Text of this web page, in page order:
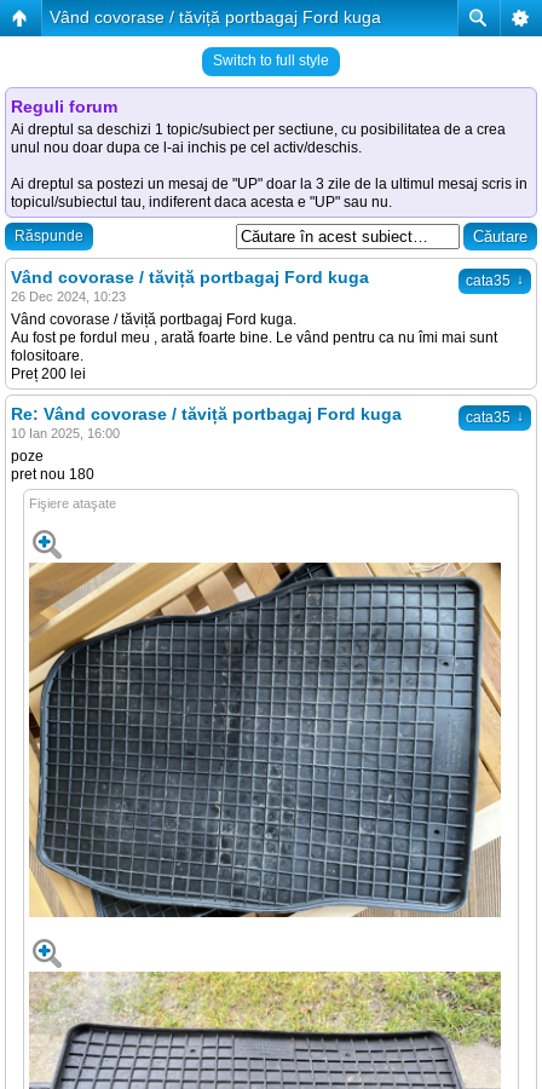
Vând covorase / tăviță portbagaj Ford kuga
Switch to full style
Reguli forum
Ai dreptul sa deschizi 1 topic/subiect per sectiune, cu posibilitatea de a crea
unul nou doar dupa ce l-ai inchis pe cel activ/deschis.
Ai dreptul sa postezi un mesaj de "UP" doar la 3 zile de la ultimul mesaj scris in
topicul/subiectul tau, indiferent daca acesta e "UP" sau nu.
Răspunde
cata35 ↓
Vând covorase / tăviță portbagaj Ford kuga
26 Dec 2024, 10:23
Vând covorase / tăviță portbagaj Ford kuga.
Au fost pe fordul meu , arată foarte bine. Le vând pentru ca nu îmi mai sunt
folositoare.
Preț 200 lei
cata35 ↓
Re: Vând covorase / tăviță portbagaj Ford kuga
10 Ian 2025, 16:00
poze
pret nou 180
Fişiere ataşate